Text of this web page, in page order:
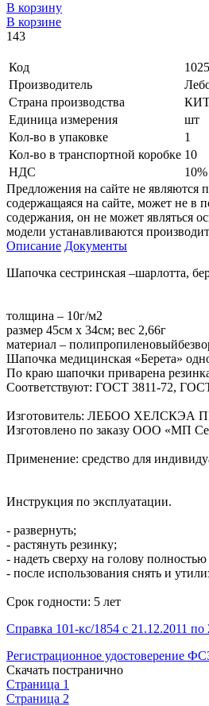
В корзину
В корзине
143
Код
Производитель
Страна производства
Единица измерения
шт
Кол-во в упаковке
1
Кол-во в транспортной коробке 10
НДС
10%
Предложения на сайте не
содержащаяся на сайте, может не в
содержания, он не может являться
модели устанавливаются
Описание Документы
Шапочка сестринская –шарлотта,
толщина – 10г/м2
размер 45см х 34см; вес 2,66г
материал –
Шапочка медицинская «Берета»
По краю шапочки приварена
Соответствуют: ГОСТ 3811-72,
Изготовитель: ЛЕБОО ХЕЛСКЭА
Изготовлено по заказу ООО «МП
Применение: средство для
Инструкция по эксплуатации.
- развернуть;
- растянуть резинку;
- надеть сверху на голову
- после использования снять и
Срок годности: 5 лет
Справка 101-кс/1854 с 21.12.2011 по
Регистрационное удостоверение
Скачать постранично
Страница 1
Страница 2